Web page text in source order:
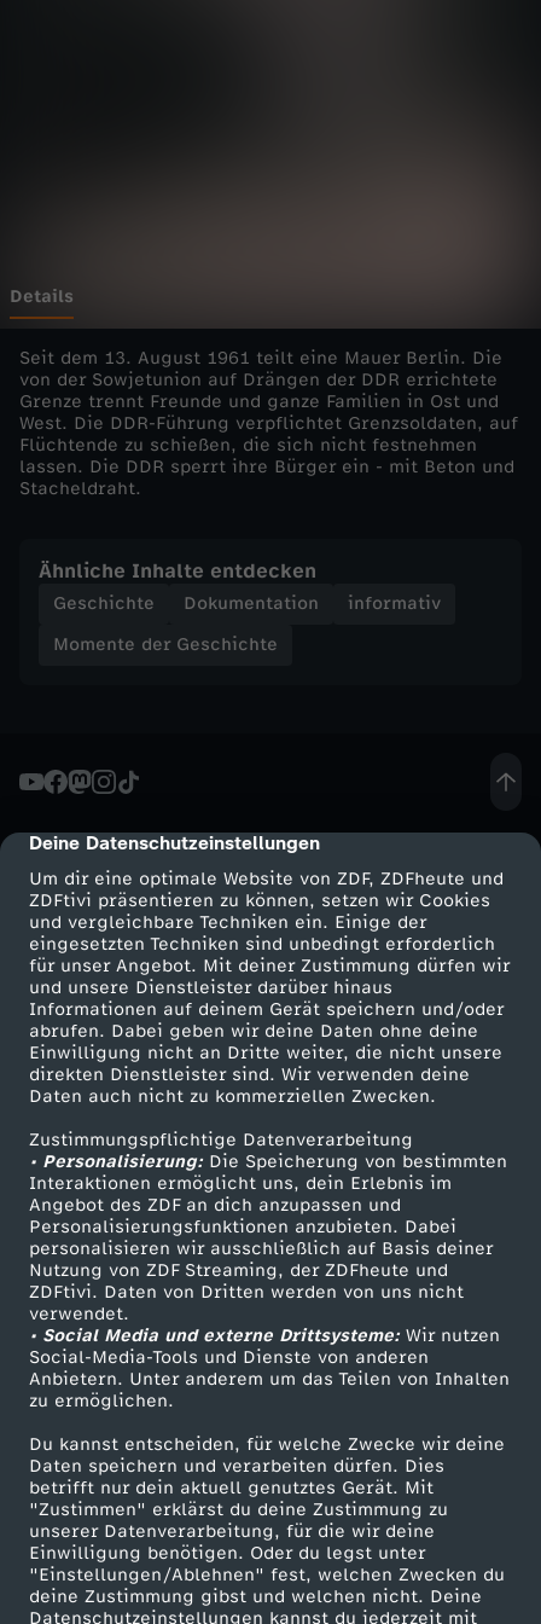
cmp-dialog-description
Deine Datenschutzeinstellungen
Um dir eine optimale Website von ZDF, ZDFheute und
ZDFtivi präsentieren zu können, setzen wir Cookies
und vergleichbare Techniken ein. Einige der
eingesetzten Techniken sind unbedingt erforderlich
für unser Angebot. Mit deiner Zustimmung dürfen wir
und unsere Dienstleister darüber hinaus
Informationen auf deinem Gerät speichern und/oder
abrufen. Dabei geben wir deine Daten ohne deine
Einwilligung nicht an Dritte weiter, die nicht unsere
direkten Dienstleister sind. Wir verwenden deine
Daten auch nicht zu kommerziellen Zwecken.
Zustimmungspflichtige Datenverarbeitung
• Personalisierung:Die Speicherung von bestimmten
Interaktionen ermöglicht uns, dein Erlebnis im
Angebot des ZDF an dich anzupassen und
Personalisierungsfunktionen anzubieten. Dabei
personalisieren wir ausschließlich auf Basis deiner
Nutzung von ZDF Streaming, der ZDFheute und
ZDFtivi. Daten von Dritten werden von uns nicht
verwendet.
• Social Media und externe Drittsysteme:Wir nutzen
Social-Media-Tools und Dienste von anderen
Anbietern. Unter anderem um das Teilen von Inhalten
zu ermöglichen.
Du kannst entscheiden, für welche Zwecke wir deine
Daten speichern und verarbeiten dürfen. Dies
betrifft nur dein aktuell genutztes Gerät. Mit
"Zustimmen" erklärst du deine Zustimmung zu
unserer Datenverarbeitung, für die wir deine
Einwilligung benötigen. Oder du legst unter
"Einstellungen/Ablehnen" fest, welchen Zwecken du
deine Zustimmung gibst und welchen nicht. Deine
Datenschutzeinstellungen kannst du jederzeit mit
s
c
h
i
h
t
-
F
l
u
c
h
t
v
e
r
s
u
c
h
e
Details
Seit dem 13. August 1961 teilt eine Mauer Berlin. Die
von der Sowjetunion auf Drängen der DDR errichtete
Grenze trennt Freunde und ganze Familien in Ost und
West. Die DDR-Führung verpflichtet Grenzsoldaten, auf
Flüchtende zu schießen, die sich nicht festnehmen
lassen. Die DDR sperrt ihre Bürger ein - mit Beton und
Stacheldraht.
Ähnliche Inhalte entdecken
Geschichte Dokumentation
informativ
Momente der Geschichte
Mehr ZDF
ZDF-Apps
Smart TV
ZDFtext
Livestreams
Sendungen A-Z
TV-Programm
Service
ZDFmitreden
Kontakt zum ZDF
Tickets
Zuschauerservice
Hilfe
ZDF Unternehmen
Karriere
ZDF goes Schule
Werbefernsehen
Mainzelmännchen